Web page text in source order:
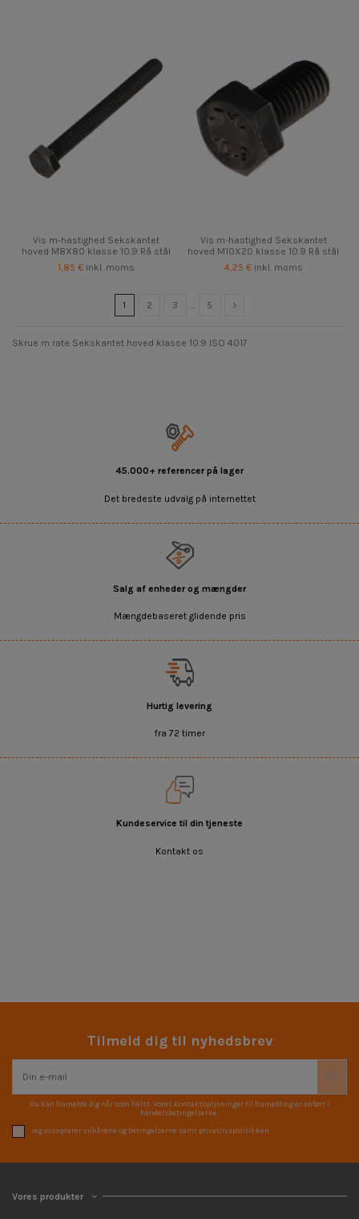
Vis m-hastighed Sekskantet
hoved M8X80 klasse 10.9 Rå stål
1,85 € inkl. moms
Vis m-hastighed Sekskantet
hoved M10X20 klasse 10.9 Rå stål
4,25 € inkl. moms
1 2 3 5
Skrue m rate Sekskantet hoved klasse 10.9 ISO 4017
45.000+ referencer på lager
Det bredeste udvalg på internettet
Salg af enheder og mængder
Mængdebaseret glidende pris
Hurtig levering
fra 72 timer
Kundeservice til din tjeneste
Kontakt os
Tilmeld dig til nyhedsbrev
Du kan framelde dig når som helst. Vores kontaktoplysninger til framelding er anført i
handelsbetingelserne.
Jeg accepterer vilkårene og betingelserne samt privatlivspolitikken
Vores produkter